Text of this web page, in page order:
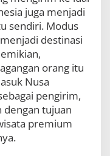
juga menjadi
sendiri. Modus
destinasi
orang itu
Nusa
pengirim,
tujuan
premium